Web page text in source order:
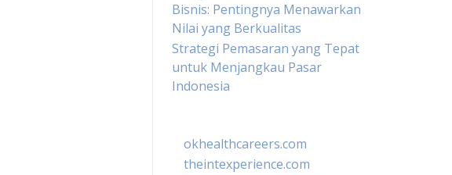
Bisnis: Pentingnya Menawarkan
Nilai yang Berkualitas
Strategi Pemasaran yang Tepat
untuk Menjangkau Pasar
Indonesia
okhealthcareers.com
theintexperience.com